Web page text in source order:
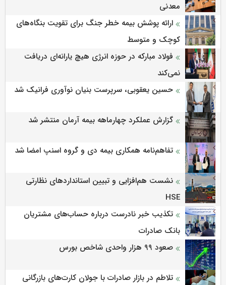
معدنی
ارائه پوشش بیمه خطر جنگ برای تقویت بنگاه‌های
کوچک و متوسط
فولاد مبارکه در حوزه انرژی هیچ یارانه‌ای دریافت
نمی‌کند
حسین یعقوبی، سرپرست بنیان نوآوری فرانیک شد
گزارش عملکرد چهارماهه بیمه آرمان منتشر شد
تفاهم‌نامه همکاری بیمه دی و گروه اسنپ امضا شد
نشست هم‌افزایی و تبیین استانداردهای نظارتی
HSE
تکذیب خبر نادرست درباره حساب‌های مشتریان
بانک صادرات
صعود ۹۹ هزار واحدی شاخص بورس
تلاطم در بازار صادرات با جولان کارت‌های بازرگانی